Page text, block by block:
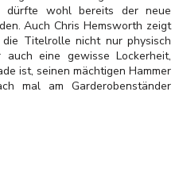
dürfte wohl bereits der neue
Auch Chris Hemsworth zeigt
Titelrolle nicht nur physisch
eine gewisse Lockerheit,
ist, seinen mächtigen Hammer
mal am Garderobenständer